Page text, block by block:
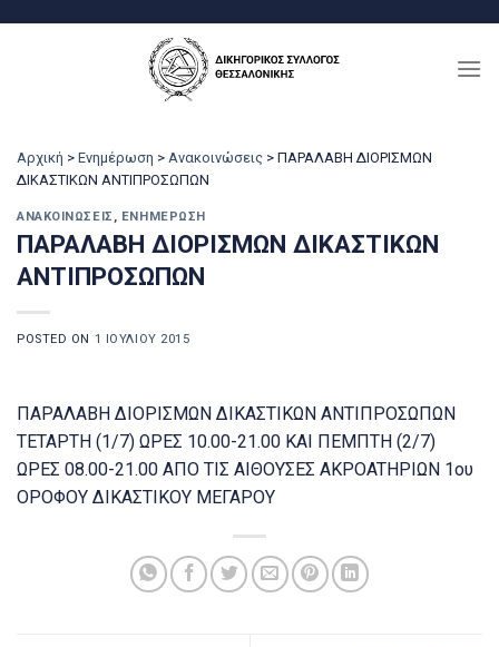
Αρχική > Ενημέρωση > Ανακοινώσεις > ΠAPAΛABH ΔIOPIΣMΩN
ΔIKΑΣΤΙΚΩΝ ANTIΠPOΣΩΠΩN
ΑΝΑΚΟΙΝΏΣΕΙΣ , ΕΝΗΜΈΡΩΣΗ
ΠAPAΛABH ΔIOPIΣMΩN ΔIKΑΣΤΙΚΩΝ
ANTIΠPOΣΩΠΩN
POSTED ON 1 ΙΟΥΛΊΟΥ 2015
ΠAPAΛABH ΔIOPIΣMΩN ΔIKΑΣΤΙΚΩΝ ANTIΠPOΣΩΠΩN
ΤΕΤΑΡΤΗ (1/7) ΩPEΣ 10.00-21.00 ΚΑΙ ΠΕΜΠΤΗ (2/7)
ΩΡΕΣ 08.00-21.00 ΑΠΟ ΤΙΣ AIΘOYΣEΣ AKPOATHPIΩN 1ου
OPOΦΟΥ ΔIKΑΣΤΙΚΟΥ MEΓΑΡΟΥ